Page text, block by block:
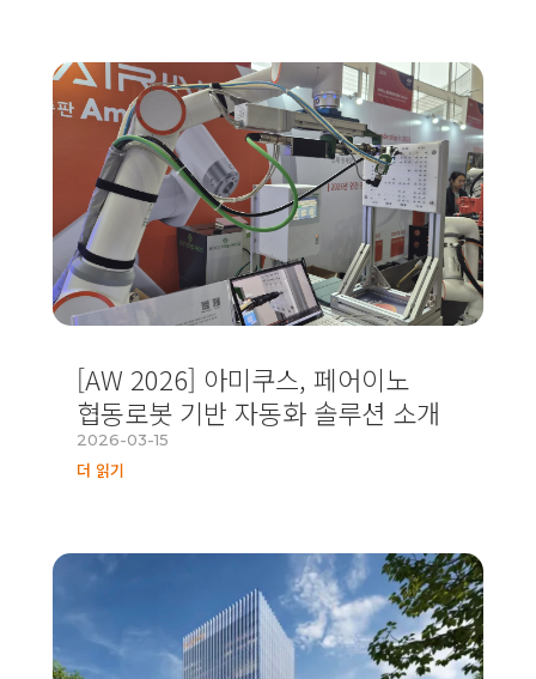
[AW 2026] 아미쿠스, 페어이노
협동로봇 기반 자동화 솔루션 소개
2026-03-15
더 읽기